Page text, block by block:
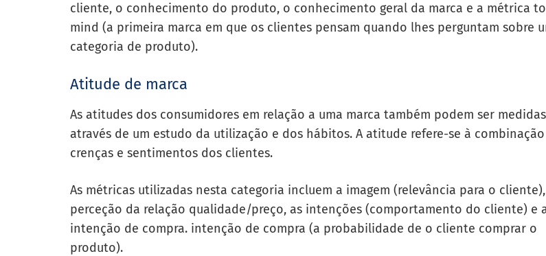
cliente, o conhecimento do produto, o conhecimento geral da marca e a métrica
mind (a primeira marca em que os clientes pensam quando lhes perguntam sobre
categoria de produto).
Atitude de marca
As atitudes dos consumidores em relação a uma marca também podem ser medidas
através de um estudo da utilização e dos hábitos. A atitude refere-se à
crenças e sentimentos dos clientes.
As métricas utilizadas nesta categoria incluem a imagem (relevância para o
perceção da relação qualidade/preço, as intenções (comportamento do cliente) e
intenção de compra. intenção de compra (a probabilidade de o cliente comprar o
produto).